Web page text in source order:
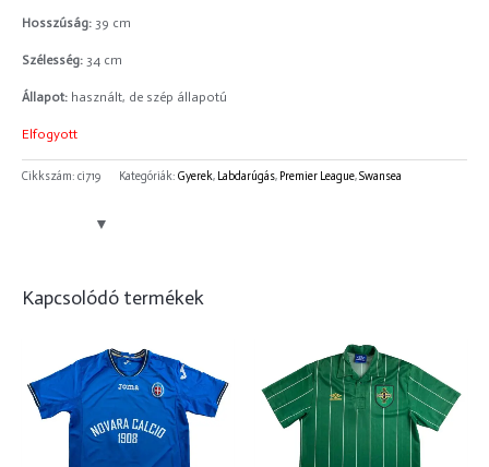
Hosszúság: 39 cm
Szélesség: 34 cm
Állapot: használt, de szép állapotú
Elfogyott
Cikkszám: ci719 Kategóriák: Gyerek, Labdarúgás, Premier League,Swansea
Kapcsolódó termékek